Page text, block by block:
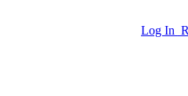
Log In
Untitled
Copy this